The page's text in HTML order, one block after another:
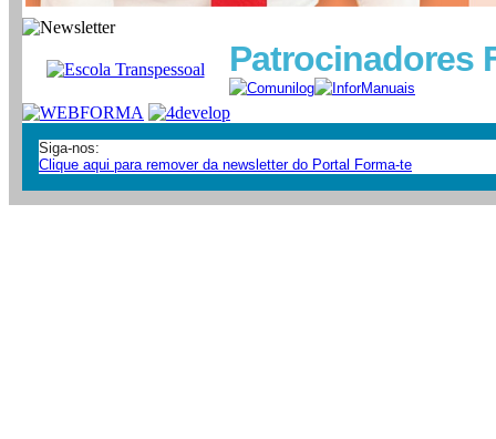
Patrocinadores
Siga-nos:
Clique aqui para remover da newsletter do Portal Forma-te